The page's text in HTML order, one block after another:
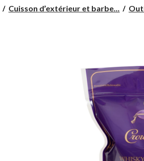
Cuisson d’extérieur et barbe...